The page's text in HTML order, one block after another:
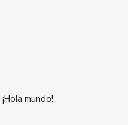
¡Hola mundo!